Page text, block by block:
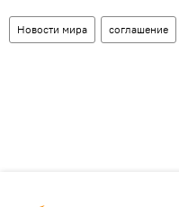
Новости мира соглашение